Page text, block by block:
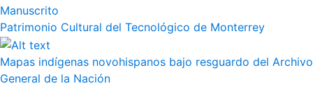
Manuscrito
Patrimonio Cultural del Tecnológico de Monterrey
Mapas indígenas novohispanos bajo resguardo del Archivo
General de la Nación